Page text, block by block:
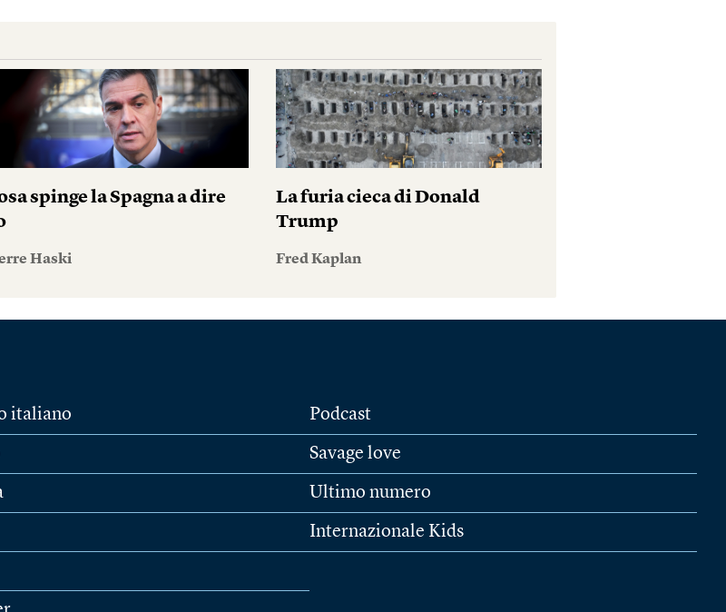
spinge la Spagna a dire
Haski
La furia cieca di Donald
Trump
Fred Kaplan
italiano Podcast
Savage love
Ultimo numero
Internazionale Kids